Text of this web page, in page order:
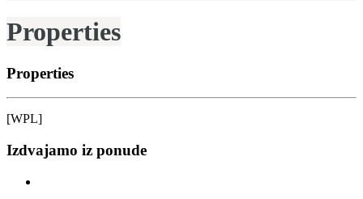
Properties
Properties
[WPL]
Izdvajamo iz ponude